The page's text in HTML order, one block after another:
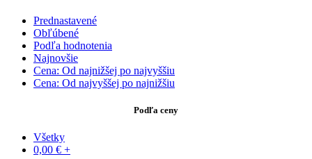
Prednastavené
Obľúbené
Podľa hodnotenia
Najnovšie
Cena: Od najnižšej po najvyššiu
Cena: Od najvyššej po najnižšiu
Podľa ceny
Všetky
0,00 € +